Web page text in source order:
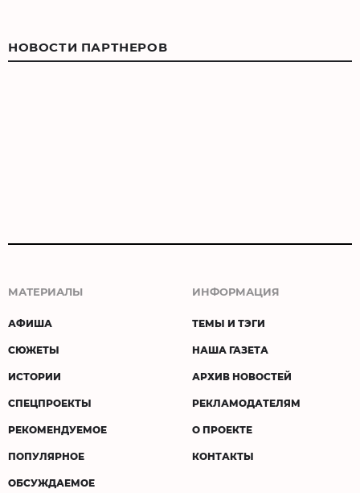
НОВОСТИ ПАРТНЕРОВ
МАТЕРИАЛЫ
АФИША
СЮЖЕТЫ
ИСТОРИИ
СПЕЦПРОЕКТЫ
РЕКОМЕНДУЕМОЕ
ПОПУЛЯРНОЕ
ОБСУЖДАЕМОЕ
ИНФОРМАЦИЯ
ТЕМЫ И ТЭГИ
НАША ГАЗЕТА
АРХИВ НОВОСТЕЙ
РЕКЛАМОДАТЕЛЯМ
О ПРОЕКТЕ
КОНТАКТЫ